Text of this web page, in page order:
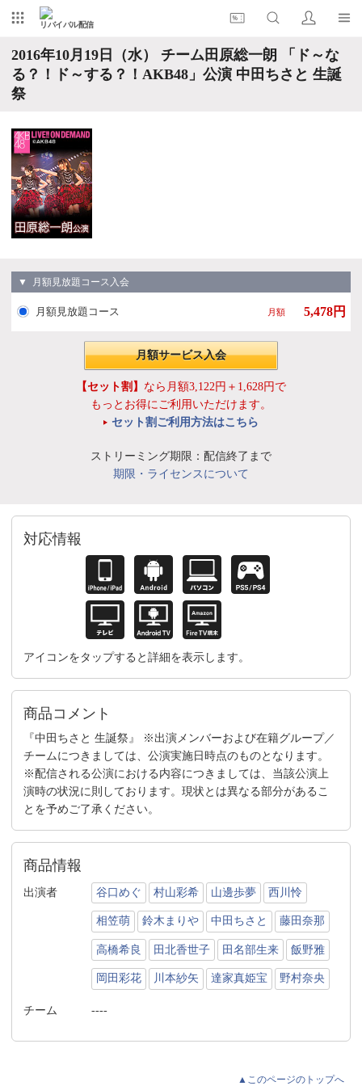
リバイバル配信
2016年10月19日（水） チーム田原総一朗 「ド～な
る？！ド～する？！AKB48」公演 中田ちさと 生誕
祭
▼ 月額見放題コース入会
月額見放題コース 月額 5,478円
月額サービス入会
【セット割】 なら月額3,122円＋1,628円で
もっとお得にご利用いただけます。
セット割ご利用方法はこちら
ストリーミング期限：配信終了まで
期限・ライセンスについて
対応情報
アイコンをタップすると詳細を表示します。
商品コメント
『中田ちさと 生誕祭』 ※出演メンバーおよび在籍グループ／
チームにつきましては、公演実施日時点のものとなります。
※配信される公演における内容につきましては、当該公演上
演時の状況に則しております。現状とは異なる部分があるこ
とを予めご了承ください。
商品情報
出演者 谷口めぐ 村山彩希 山邊歩夢 西川怜
相笠萌 鈴木まりや 中田ちさと 藤田奈那
高橋希良 田北香世子 田名部生来 飯野雅
岡田彩花 川本紗矢 達家真姫宝 野村奈央
チーム ----
▲このページのトップへ